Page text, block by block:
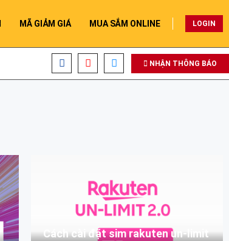
MÃ GIẢM GIÁ MUA SẮM ONLINE LOGIN
NHẬN THÔNG BÁO
Cách cài đặt sim rakuten un-limit